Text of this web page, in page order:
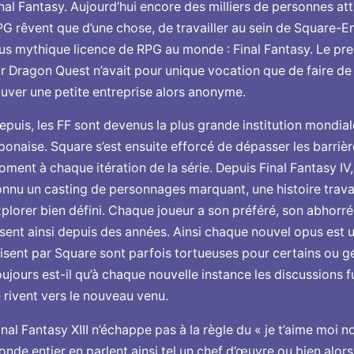
Fantasy. Aujourd’hui encore des milliers de personnes
rêvent que d’une chose, de travailler au sein de Square-
mythique licence de RPG au monde : Final Fantasy. Le
Dragon Quest n’avait pour unique vocation que de faire de
une petite entreprise alors anonyme.
les FF sont devenus la plus grande institution
Square s’est ensuite efforcé de dépasser les
à chaque itération de la série. Depuis Final Fantasy
un casting de personnages marquant, une histoire
bien défini. Chaque joueur a son préféré, son
ainsi depuis des années. Ainsi chaque nouvel opus est
par Square sont parfois tortueuses pour certains ou
est-il qu’à chaque nouvelle instance les discussions
rivent vers le nouveau venu.
Fantasy XIII n’échappe pas à la règle du « je t’aime moi